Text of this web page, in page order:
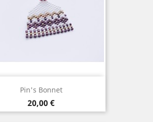
Pin's Bonnet
Prix
20,00 €